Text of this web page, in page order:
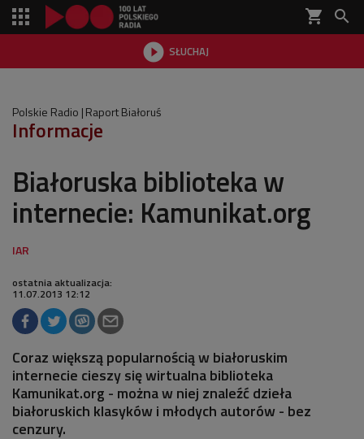
shopping_cart 
 SŁUCHAJ

Polskie Radio Raport Białoruś
Informacje
Białoruska biblioteka w
internecie: Kamunikat.org
ostatnia aktualizacja:
11.07.2013 12:12
Coraz większą popularnością w białoruskim
internecie cieszy się wirtualna biblioteka
Kamunikat.org - można w niej znaleźć dzieła
białoruskich klasyków i młodych autorów - bez
cenzury.